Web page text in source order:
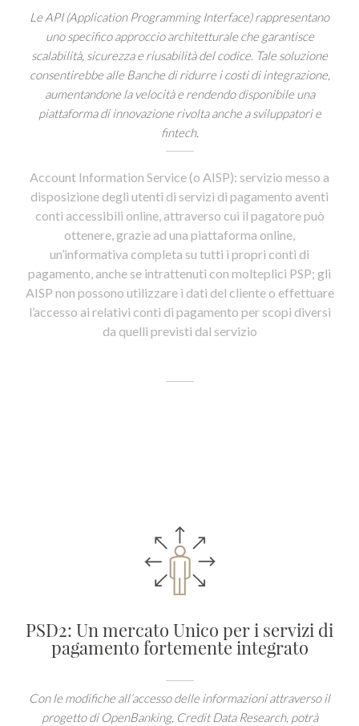
Le API (Application Programming Interface) rappresentano
uno specifico approccio architetturale che garantisce
scalabilità, sicurezza e riusabilità del codice. Tale soluzione
consentirebbe alle Banche di ridurre i costi di integrazione,
aumentandone la velocità e rendendo disponibile una
piattaforma di innovazione rivolta anche a sviluppatori e
fintech.
Account Information Service (o AISP): servizio messo a
disposizione degli utenti di servizi di pagamento aventi
conti accessibili online, attraverso cui il pagatore può
ottenere, grazie ad una piattaforma online,
un’informativa completa su tutti i propri conti di
pagamento, anche se intrattenuti con molteplici PSP; gli
AISP non possono utilizzare i dati del cliente o effettuare
l’accesso ai relativi conti di pagamento per scopi diversi
da quelli previsti dal servizio
PSD2: Un mercato Unico per i servizi di
pagamento fortemente integrato
Con le modifiche all’accesso delle informazioni attraverso il
progetto di OpenBanking, Credit Data Research, potrà